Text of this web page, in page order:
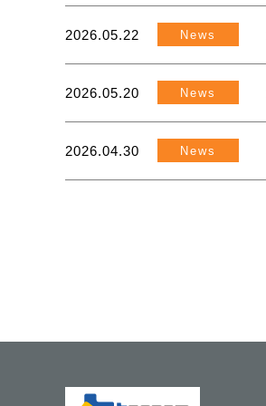
2026.05.22 News
2026.05.20 News
2026.04.30 News